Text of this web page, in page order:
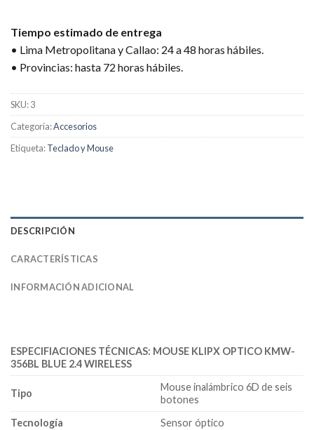
Tiempo estimado de entrega
• Lima Metropolitana y Callao: 24 a 48 horas hábiles.
• Provincias: hasta 72 horas hábiles.
SKU:3
Categoría:Accesorios
Etiqueta:Teclado y Mouse
DESCRIPCIÓN
CARACTERÍSTICAS
INFORMACIÓN ADICIONAL
ESPECIFIACIONES TÉCNICAS: MOUSE KLIPX OPTICO KMW-
356BL BLUE 2.4 WIRELESS
Tipo
Mouse inalámbrico 6D de seis
botones
Tecnología
Sensor óptico